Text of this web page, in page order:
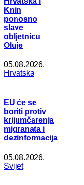
Knin
ponosno
slave
obljetnicu
Oluje
05.08.2026.
Hrvatska
EU će se
boriti protiv
krijumčarenja
migranata i
dezinformacija
05.08.2026.
Svijet